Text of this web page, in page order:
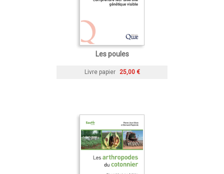
Les poules
Livre papier 25,00 €